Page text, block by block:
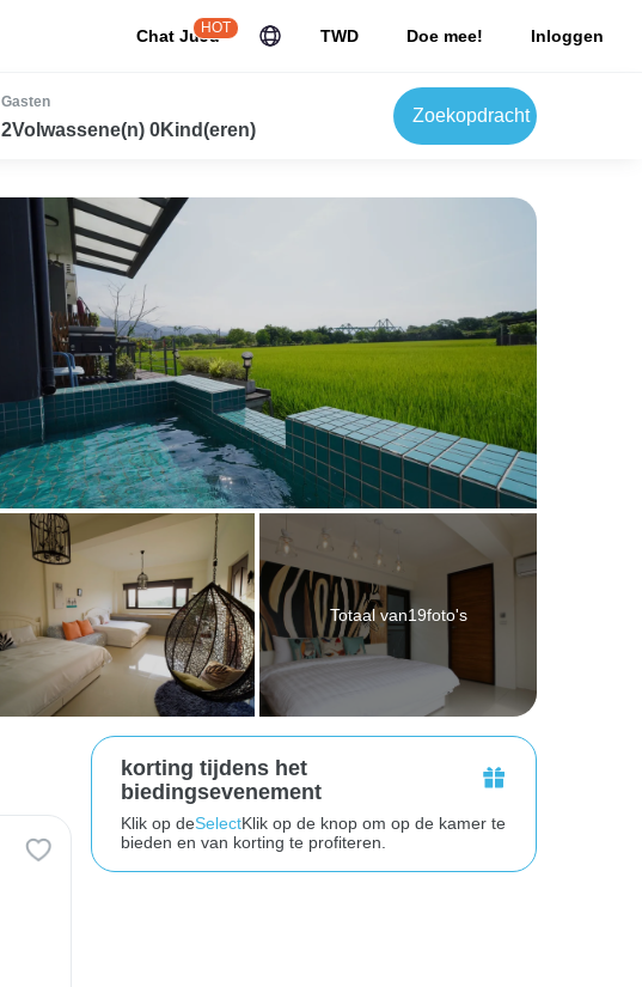
Chat JuJu
HOT TWD Doe mee! Inloggen
Gasten
2Volwassene(n) 0Kind(eren)
Zoekopdracht
Totaal van19foto's
korting tijdens het
biedingsevenement
Klik op deSelectKlik op de knop om op de kamer te
bieden en van korting te profiteren.